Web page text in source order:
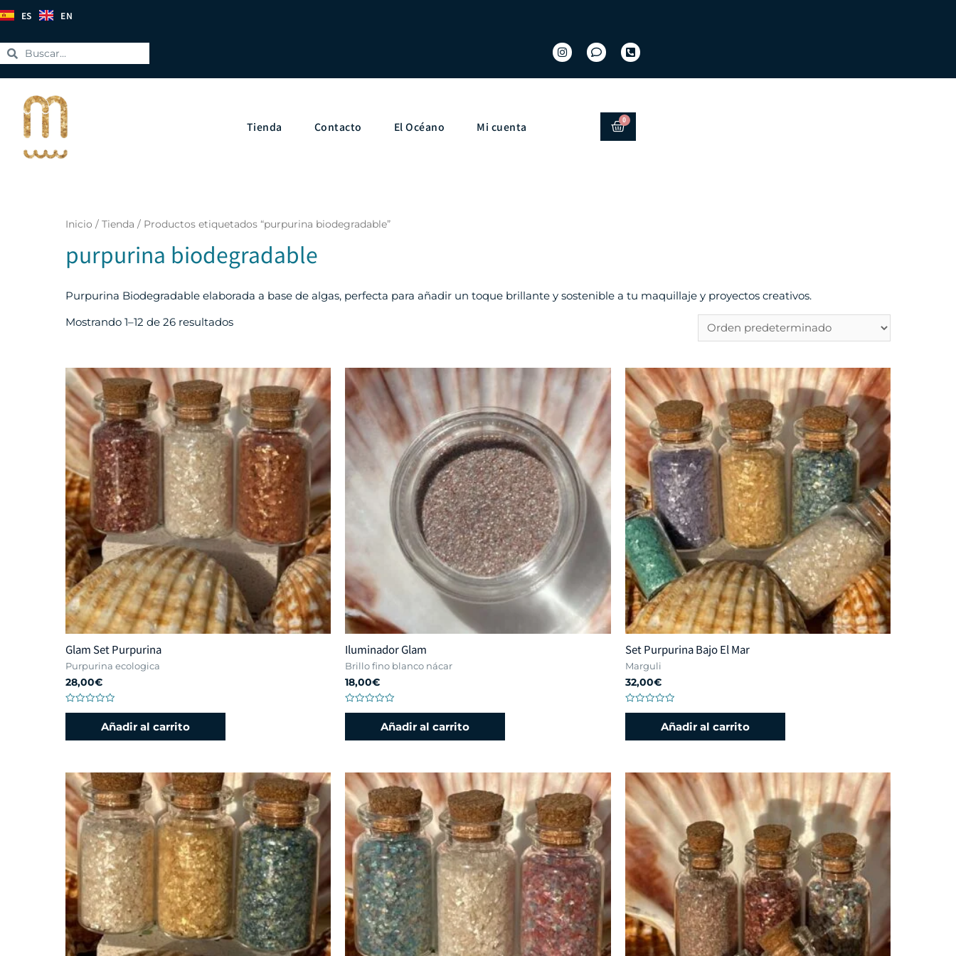
ES EN
Tienda Contacto El Océano Mi cuenta 0
Inicio / Tienda / Productos etiquetados “purpurina biodegradable”
purpurina biodegradable
Purpurina Biodegradable elaborada a base de algas, perfecta para añadir un toque brillante y sostenible a tu maquillaje y proyectos creativos.
Mostrando 1–12 de 26 resultados
Glam Set Purpurina
Purpurina ecologica
28,00€
Valorado
Añadir al carrito
Iluminador Glam
Brillo fino blanco nácar
18,00€
Valorado
Añadir al carrito
Set Purpurina Bajo El Mar
Marguli
32,00€
Valorado
Añadir al carrito